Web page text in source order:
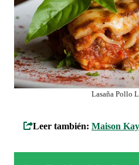
Lasaña Pollo
Leer también: Maison